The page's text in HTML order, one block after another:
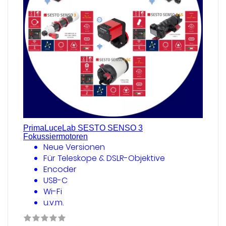
PrimaLuceLab SESTO SENSO 3
Fokussiermotoren
Neue Versionen
Für Teleskope & DSLR-Objektive
Encoder
USB-C
Wi-Fi
u.v.m.